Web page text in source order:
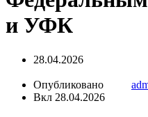
и УФК
28.04.2026
Опубликовано
Вкл 28.04.2026